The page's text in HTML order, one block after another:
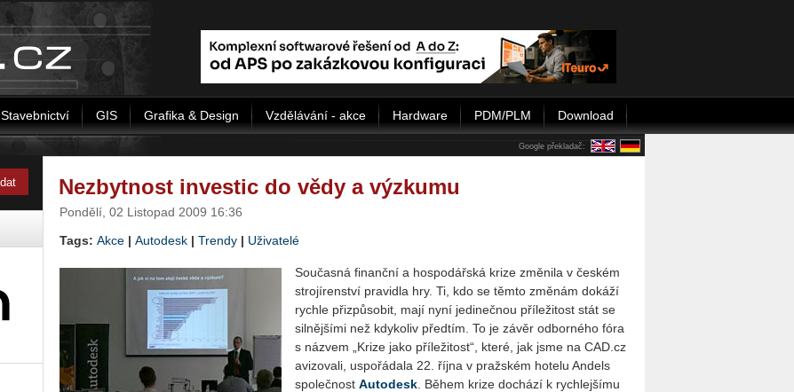
Stavebnictví GIS Grafika & Design Vzdělávání - akce Hardware PDM/PLM Download
Google překladač:
Nezbytnost investic do vědy a výzkumu
Pondělí, 02 Listopad 2009 16:36
Tags: Akce | Autodesk | Trendy | Uživatelé
Současná finanční a hospodářská krize změnila v českém
strojírenství pravidla hry. Ti, kdo se těmto změnám dokáží
rychle přizpůsobit, mají nyní jedinečnou příležitost stát se
silnějšími než kdykoliv předtím. To je závěr odborného fóra
s názvem „Krize jako příležitost“, které, jak jsme na CAD.cz
avizovali, uspořádala 22. října v pražském hotelu Andels
společnost Autodesk . Během krize dochází k rychlejšímu